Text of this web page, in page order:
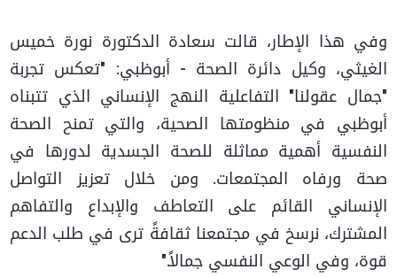
وفي هذا الإطار، قالت سعادة الدكتورة نورة خميس
الغيثي، وكيل دائرة الصحة - أبوظبي: "تعكس تجربة
"جمال عقولنا" التفاعلية النهج الإنساني الذي تتبناه
أبوظبي في منظومتها الصحية، والتي تمنح الصحة
النفسية أهمية مماثلة للصحة الجسدية لدورها في
صحة ورفاه المجتمعات. ومن خلال تعزيز التواصل
الإنساني القائم على التعاطف والإبداع والتفاهم
المشترك، نرسخ في مجتمعنا ثقافةً ترى في طلب الدعم
قوة، وفي الوعي النفسي جمالاً."